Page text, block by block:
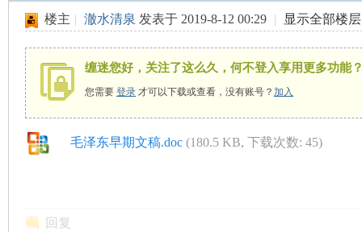
楼主 | 澈水清泉 发表于 2019-8-12 00:29 | 显示全部楼层
缠迷您好，关注了这么久，何不登入享用更多功能
您需要 登录 才可以下载或查看，没有账号？ 加入
毛泽东早期文稿.doc (180.5 KB, 下载次数: 45)
回复